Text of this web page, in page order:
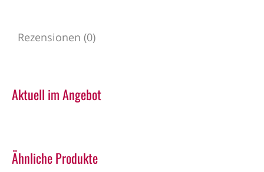
Rezensionen (0)
Aktuell im Angebot
Ähnliche Produkte